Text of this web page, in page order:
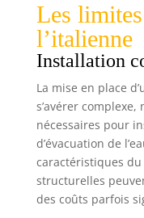
Les
l’italienne
Installation
La mise en place
s’avérer
nécessaires pour
d’évacuation de
caractéristiques
structurelles
des coûts parfois